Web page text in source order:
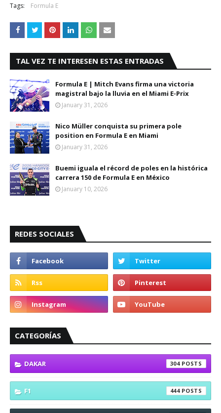
Tags: Formula E
TAL VEZ TE INTERESEN ESTAS ENTRADAS
Formula E | Mitch Evans firma una victoria
magistral bajo la lluvia en el Miami E-Prix
January 31, 2026
Nico Müller conquista su primera pole
position en Formula E en Miami
January 31, 2026
Buemi iguala el récord de poles en la histórica
carrera 150 de Formula E en México
January 10, 2026
REDES SOCIALES
CATEGORÍAS
DAKAR 304
F1 444